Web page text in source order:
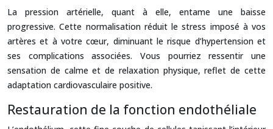
La pression artérielle, quant à elle, entame une baisse
progressive. Cette normalisation réduit le stress imposé à vos
artères et à votre cœur, diminuant le risque d’hypertension et
ses complications associées. Vous pourriez ressentir une
sensation de calme et de relaxation physique, reflet de cette
adaptation cardiovasculaire positive.
Restauration de la fonction endothéliale